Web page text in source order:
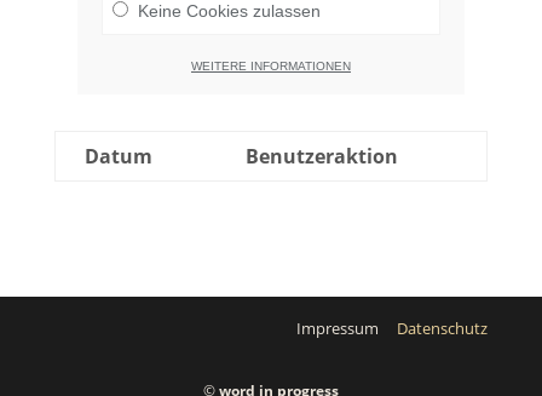
Keine Cookies zulassen
WEITERE INFORMATIONEN
Datum Benutzeraktion
Impressum Datenschutz
©word in progress